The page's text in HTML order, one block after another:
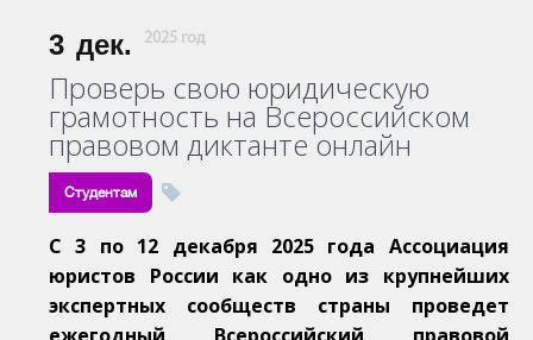
3 дек. 2025 год
Проверь свою юридическую
грамотность на Всероссийском
правовом диктанте онлайн
Студентам
С 3 по 12 декабря 2025 года Ассоциация
юристов России как одно из крупнейших
экспертных сообществ страны проведет
ежегодный Всероссийский правовой